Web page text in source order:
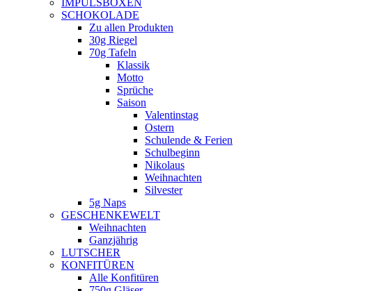
IMPULSBOXEN
SCHOKOLADE
Zu allen Produkten
30g Riegel
70g Tafeln
Klassik
Motto
Sprüche
Saison
Valentinstag
Ostern
Schulende & Ferien
Schulbeginn
Nikolaus
Weihnachten
Silvester
5g Naps
GESCHENKEWELT
Weihnachten
Ganzjährig
LUTSCHER
KONFITÜREN
Alle Konfitüren